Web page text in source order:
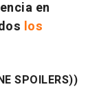
en
los
SPOILERS))